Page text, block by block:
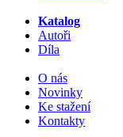
Katalog
Autoři
Díla
O nás
Novinky
Ke stažení
Kontakty